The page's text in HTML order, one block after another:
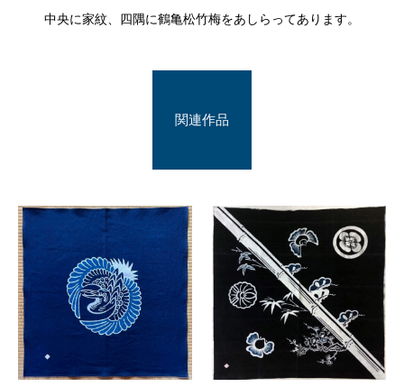
中央に家紋、四隅に鶴亀松竹梅をあしらってあります。
関連作品